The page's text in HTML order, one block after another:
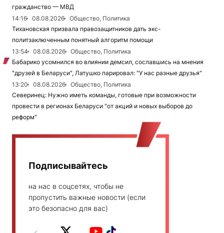
гражданство — МВД
14:16
08.08.2026
Общество, Политика
Тихановская призвала правозащитников дать экс-
политзаключенным понятный алгоритм помощи
13:54
08.08.2026
Общество, Политика
Бабарико усомнился во влиянии демсил, сославшись на мнения
"друзей в Беларуси", Латушко парировал: "У нас разные друзья"
13:20
08.08.2026
Общество, Политика
Северинец: Нужно иметь команды, готовые при возможности
провести в регионах Беларуси "от акций и новых выборов до
реформ"
Подписывайтесь
на нас в соцсетях, чтобы не
пропустить важные новости (если
это безопасно для вас)